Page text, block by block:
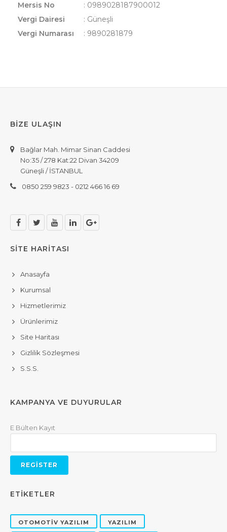
Mersis No
: 0989028187900012
Vergi Dairesi
: Güneşli
Vergi Numarası
: 9890281879
BİZE ULAŞIN
Bağlar Mah. Mimar Sinan Caddesi
No:35 / 278 Kat:22 Divan 34209
Güneşli / İSTANBUL
0850 259 9823 - 0212 466 16 69
SİTE HARİTASI
Anasayfa
Kurumsal
Hizmetlerimiz
Ürünlerimiz
Site Haritası
Gizlilik Sözleşmesi
S.S.S.
KAMPANYA VE DUYURULAR
E Bülten Kayıt
ETİKETLER
OTOMOTİV YAZILIM YAZILIM